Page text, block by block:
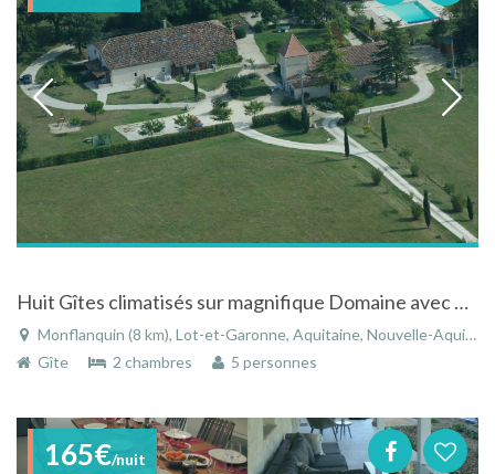
Huit Gîtes climatisés sur magnifique Domaine avec piscine près d'une Bastide
Monflanquin (8 km), Lot-et-Garonne, Aquitaine, Nouvelle-Aquitaine, France
Gîte
2 chambres 5 personnes
165€/nuit